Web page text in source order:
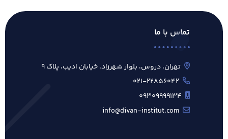
تماس با ما
تهران، دروس، بلوار شهرزاد، خیابان ادیب، پلاک ۹